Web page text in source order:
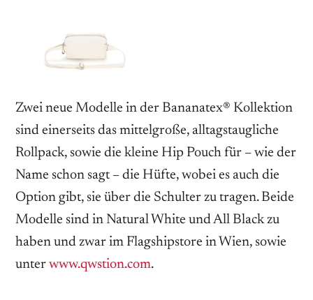
Zwei neue Modelle in der Bananatex® Kollektion
sind einerseits das mittelgroße, alltagstaugliche
Rollpack, sowie die kleine Hip Pouch für – wie der
Name schon sagt – die Hüfte, wobei es auch die
Option gibt, sie über die Schulter zu tragen. Beide
Modelle sind in Natural White und All Black zu
haben und zwar im Flagshipstore in Wien, sowie
unter www.qwstion.com.